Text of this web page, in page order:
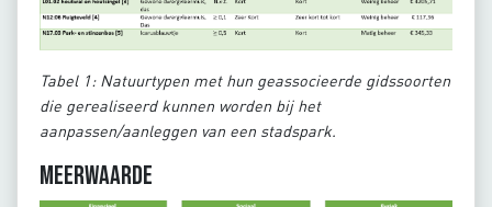
Tabel 1: Natuurtypen met hun geassocieerde gidssoorten
die gerealiseerd kunnen worden bij het
aanpassen/aanleggen van een stadspark.
Meerwaarde